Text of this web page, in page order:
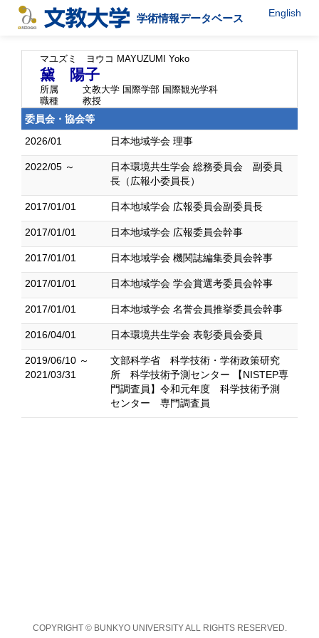
学術情報データベース English
マユズミ ヨウコ MAYUZUMI Yoko
黛 陽子
所属
文教大学 国際学部 国際観光学科
職種
教授
委員会・協会等
2026/01
日本地域学会 理事
2022/05 ～
日本環境共生学会 総務委員会 副委員
長（広報小委員長）
2017/01/01 日本地域学会 広報委員会副委員長
2017/01/01 日本地域学会 広報委員会幹事
2017/01/01 日本地域学会 機関誌編集委員会幹事
2017/01/01 日本地域学会 学会賞選考委員会幹事
2017/01/01 日本地域学会 名誉会員推挙委員会幹事
2016/04/01 日本環境共生学会 表彰委員会委員
2019/06/10 ～
2021/03/31
文部科学省 科学技術・学術政策研究
所 科学技術予測センター 【NISTEP専
門調査員】令和元年度 科学技術予測
センター 専門調査員
COPYRIGHT © BUNKYO UNIVERSITY ALL RIGHTS RESERVED.